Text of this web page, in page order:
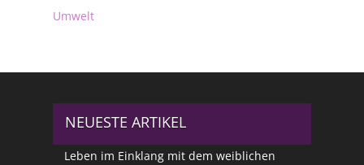
Umwelt
NEUESTE ARTIKEL
Leben im Einklang mit dem weiblichen